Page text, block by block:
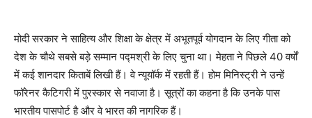
मोदी सरकार ने साहित्य और शिक्षा के क्षेत्र में अभूतपूर्व योगदान के लिए गीता को
देश के चौथे सबसे बड़े सम्मान पद्मश्री के लिए चुना था। मेहता ने पिछले 40 वर्षों
में कई शानदार किताबें लिखी हैं। वे न्यूयॉर्क में रहती हैं। होम मिनिस्ट्री ने उन्हें
फॉरेनर कैटिगरी में पुरस्कार से नवाजा है। सूत्रों का कहना है कि उनके पास
भारतीय पासपोर्ट है और वे भारत की नागरिक हैं।